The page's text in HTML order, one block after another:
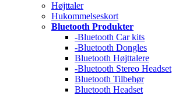
Højttaler
Hukommelseskort
Bluetooth Produkter
-Bluetooth Car kits
-Bluetooth Dongles
Bluetooth Højttalere
-Bluetooth Stereo Headset
Bluetooth Tilbehør
Bluetooth Headset